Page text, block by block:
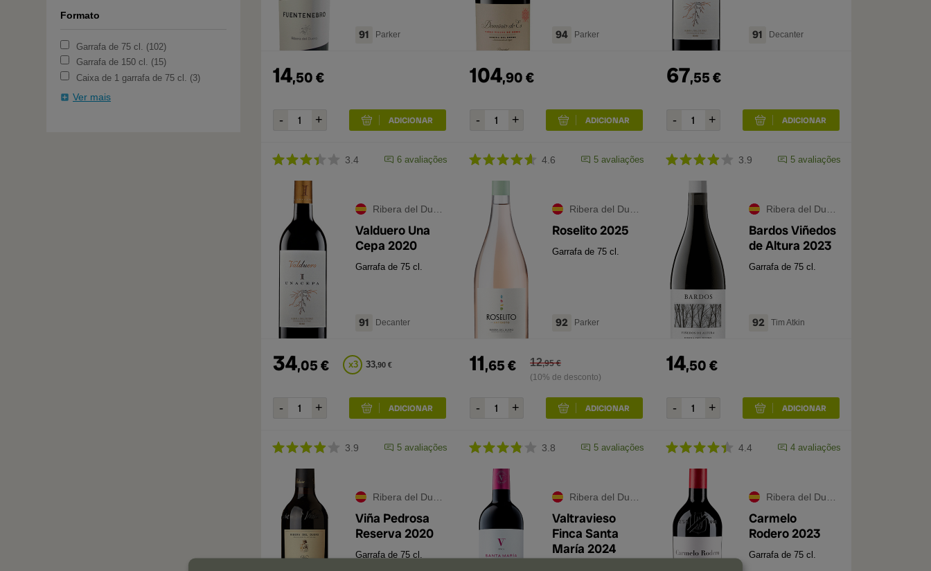
Formato
Garrafa de 75 cl.
102
Garrafa de 150 cl.
15
Caixa de 1 garrafa de 75 cl.
3
Ver mais
91 Parker
14,50€
3.4 6 avaliações
94 Parker
104,90€
4.6 5 avaliações
91 Decanter
67,55€
3.9 5 avaliações
Ribera del Duero
Valduero Una
Cepa 2020
Garrafa de 75 cl.
91 Decanter
34,05€ x3 33,90 €
3.9 5 avaliações
Ribera del Duero
Roselito 2025
Garrafa de 75 cl.
92 Parker
11,65€ 12,95€
(10% de desconto)
3.8 5 avaliações
Ribera del Duero
Bardos Viñedos
de Altura 2023
Garrafa de 75 cl.
92 Tim Atkin
14,50€
4.4 4 avaliações
Ribera del Duero
Viña Pedrosa
Reserva 2020
Garrafa de 75 cl.
Ribera del Duero
Valtravieso
Finca Santa
María 2024
Ribera del Duero
Carmelo
Rodero 2023
Garrafa de 75 cl.